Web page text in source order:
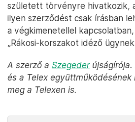
született törvényre hivatkozik,
ilyen szerződést csak írásban
a végkimenetellel
„Rákosi-korszakot idéző
A szerző a Szegederújságírója.
és a Telex együttműködésének
meg a Telexen is.